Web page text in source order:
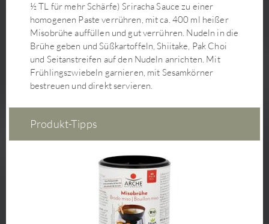
Milchreis mit Kirschen-Ingwer-Kompott
Miso Kraftbrühe mit Shiitake Pilzen, Wakame,
Mungobohnen-Keimlingen und Tofu
Misosuppe
Misosuppe mit Udon
Nachos mit Grünem und Rotem Chili-Dip
Nori-Chips
Pilzpfanne mit Seitanstreifen
Poke Bowl mit knusprigem Ingwer-Tofu
Quark-Sahne-Creme für Tortenbeläge
Quitten-Apfel-Aufstrich
½ TL für mehr Schärfe) Sriracha Sauce zu einer
homogenen Paste verrühren, mit ca. 400 ml heißer
Misobrühe auffüllen und gut verrühren. Nudeln in die
Brühe geben und Süßkartoffeln, Shiitake, Pak Choi
und Seitanstreifen auf den Nudeln anrichten. Mit
Frühlingszwiebeln garnieren, mit Sesamkörner
bestreuen und direkt servieren.
Produkt-Tipps